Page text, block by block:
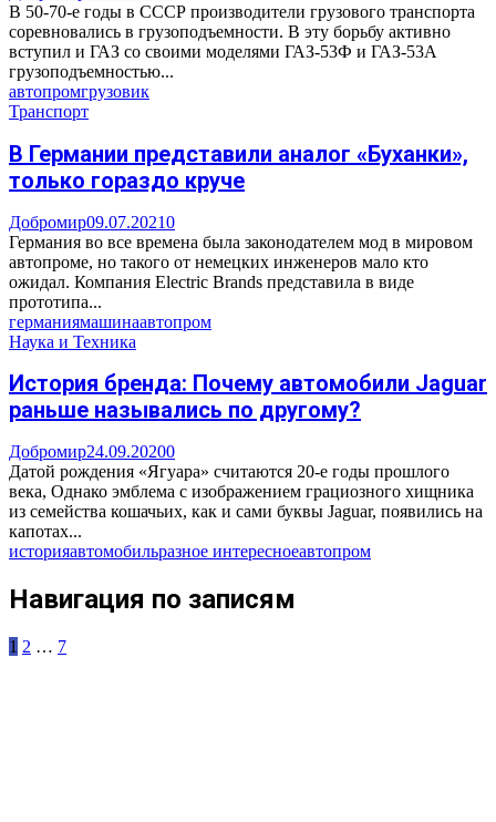
В 50-70-е годы в СССР производители грузового транспорта
соревновались в грузоподъемности. В эту борьбу активно
вступил и ГАЗ со своими моделями ГАЗ-53Ф и ГАЗ-53А
грузоподъемностью...
автопромгрузовик
Транспорт
В Германии представили аналог «Буханки»,
только гораздо круче
Добромир09.07.20210
Германия во все времена была законодателем мод в мировом
автопроме, но такого от немецких инженеров мало кто
ожидал. Компания Electric Brands представила в виде
прототипа...
германиямашинаавтопром
Наука и Техника
История бренда: Почему автомобили Jaguar
раньше назывались по другому?
Добромир24.09.20200
Датой рождения «Ягуара» считаются 20-е годы прошлого
века, Однако эмблема с изображением грациозного хищника
из семейства кошачьих, как и сами буквы Jaguar, появились на
капотах...
историяавтомобильразное интересноеавтопром
Навигация по записям
1 2 … 7